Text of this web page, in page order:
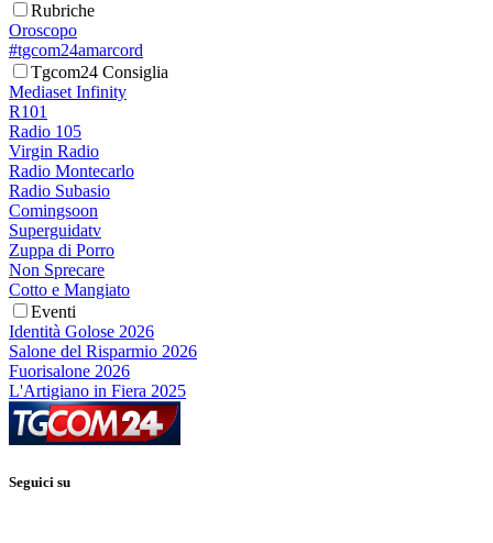
Rubriche
Oroscopo
#tgcom24amarcord
Tgcom24 Consiglia
Mediaset Infinity
R101
Radio 105
Virgin Radio
Radio Montecarlo
Radio Subasio
Comingsoon
Superguidatv
Zuppa di Porro
Non Sprecare
Cotto e Mangiato
Eventi
Identità Golose 2026
Salone del Risparmio 2026
Fuorisalone 2026
L'Artigiano in Fiera 2025
Seguici su